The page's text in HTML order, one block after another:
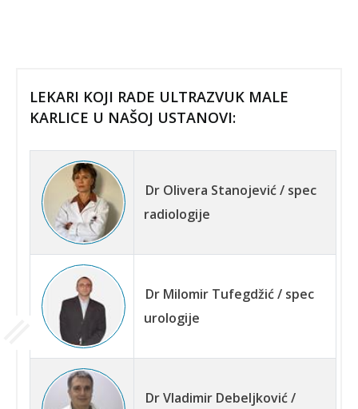
LEKARI KOJI RADE ULTRAZVUK MALE
KARLICE U NAŠOJ USTANOVI:
Dr Olivera Stanojević / spec
radiologije
Dr Milomir Tufegdžić / spec
urologije
Dr Vladimir Debeljković /